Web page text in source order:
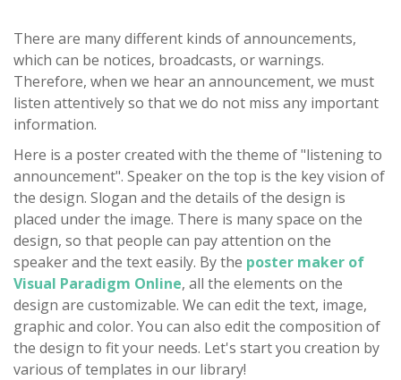
There are many different kinds of announcements,
which can be notices, broadcasts, or warnings.
Therefore, when we hear an announcement, we must
listen attentively so that we do not miss any important
information.
Here is a poster created with the theme of "listening to
announcement". Speaker on the top is the key vision of
the design. Slogan and the details of the design is
placed under the image. There is many space on the
design, so that people can pay attention on the
speaker and the text easily. By the poster maker of
Visual Paradigm Online, all the elements on the
design are customizable. We can edit the text, image,
graphic and color. You can also edit the composition of
the design to fit your needs. Let's start you creation by
various of templates in our library!